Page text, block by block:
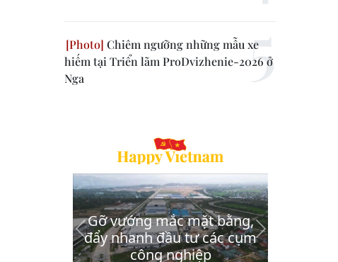
Chiêm ngưỡng những mẫu xe
hiếm tại Triển lãm ProDvizhenie-2026 ở
Nga